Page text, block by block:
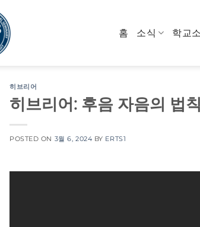
홈 소식 학교
히브리어
히브리어: 후음 자음의 법
POSTED ON 3월 6, 2024 BY ERTS1